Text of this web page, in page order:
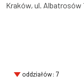
Kraków, ul. Albatrosów
oddziałów: 7